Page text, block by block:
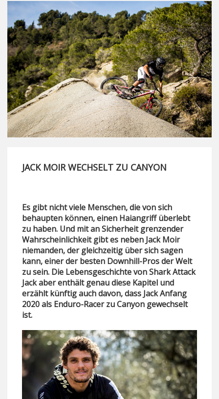
JACK MOIR WECHSELT ZU CANYON
Es gibt nicht viele Menschen, die von sich
behaupten können, einen Haiangriff überlebt
zu haben. Und mit an Sicherheit grenzender
Wahrscheinlichkeit gibt es neben Jack Moir
niemanden, der gleichzeitig über sich sagen
kann, einer der besten Downhill-Pros der Welt
zu sein. Die Lebensgeschichte von Shark Attack
Jack aber enthält genau diese Kapitel und
erzählt künftig auch davon, dass Jack Anfang
2020 als Enduro-Racer zu Canyon gewechselt
ist.